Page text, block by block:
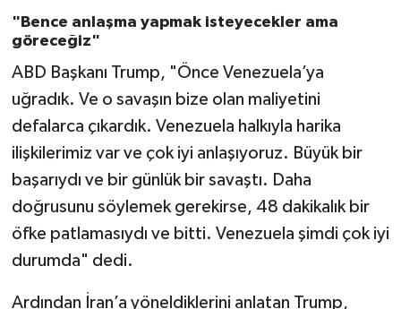
"Bence anlaşma yapmak isteyecekler ama
göreceğiz"
ABD Başkanı Trump, "Önce Venezuela’ya
uğradık. Ve o savaşın bize olan maliyetini
defalarca çıkardık. Venezuela halkıyla harika
ilişkilerimiz var ve çok iyi anlaşıyoruz. Büyük bir
başarıydı ve bir günlük bir savaştı. Daha
doğrusunu söylemek gerekirse, 48 dakikalık bir
öfke patlamasıydı ve bitti. Venezuela şimdi çok iyi
durumda" dedi.
Ardından İran’a yöneldiklerini anlatan Trump,